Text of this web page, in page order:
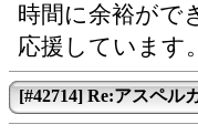
時間に余裕がで
応援しています。
[#42714] Re:アスペル